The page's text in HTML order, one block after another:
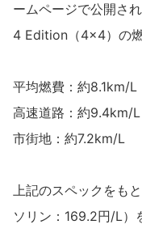
ームページで公開さ
4 Edition（4×4）の
平均燃費：約8.1km/L
高速道路：約9.4km/L
市街地：約7.2km/L
上記のスペックをも
ソリン：169.2円/L）